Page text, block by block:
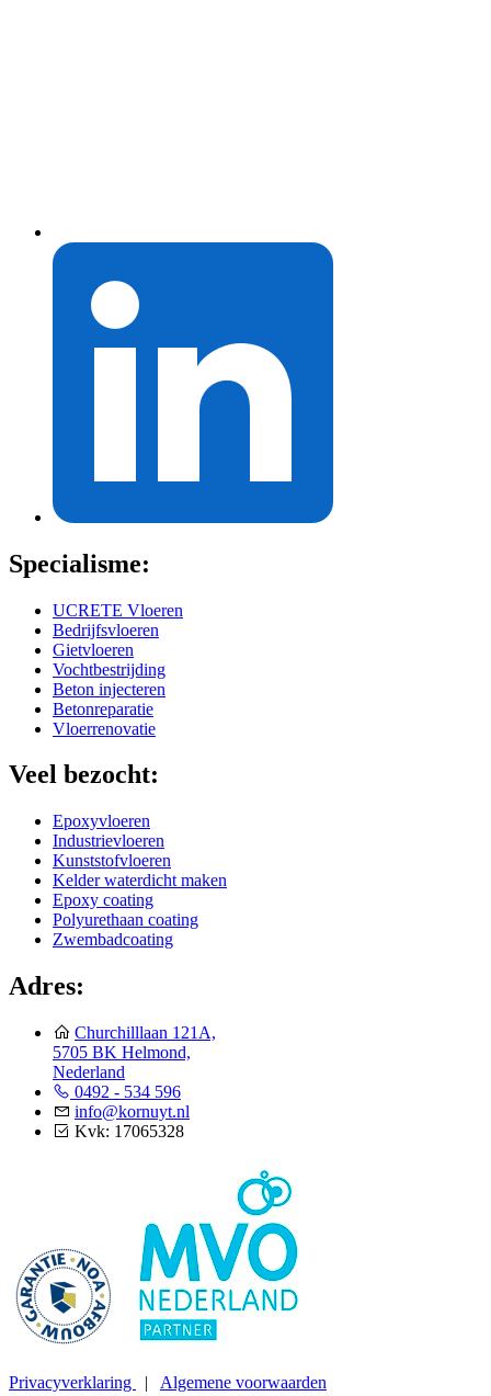
Specialisme:
UCRETE Vloeren
Bedrijfsvloeren
Gietvloeren
Vochtbestrijding
Beton injecteren
Betonreparatie
Vloerrenovatie
Veel bezocht:
Epoxyvloeren
Industrievloeren
Kunststofvloeren
Kelder waterdicht maken
Epoxy coating
Polyurethaan coating
Zwembadcoating
Adres:
Churchilllaan 121A,
5705 BK Helmond,
Nederland
0492 - 534 596
info@kornuyt.nl
Kvk: 17065328
Privacyverklaring | Algemene voorwaarden